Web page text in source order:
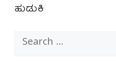
ಹುಡುಕಿ
Search